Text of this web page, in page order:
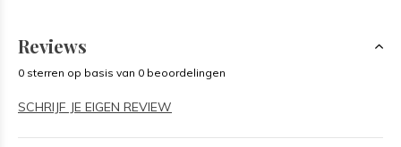
Reviews
0 sterren op basis van 0 beoordelingen
SCHRIJF JE EIGEN REVIEW